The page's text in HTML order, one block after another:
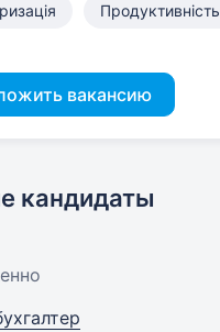
Продуктивність
вакансию
кандидаты